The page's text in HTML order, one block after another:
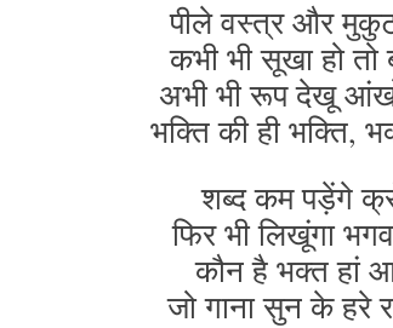
पीले वस्त्र और
कभी भी सूखा हो तो
अभी भी रूप देखू
भक्ति की ही
शब्द कम पड़ेंगे
फिर भी लिखूंगा
कौन है भक्त हां
जो गाना सुन के हरे